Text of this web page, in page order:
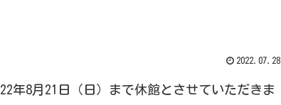
2022.07.28
年8月21日（日）まで休館とさせていただきま